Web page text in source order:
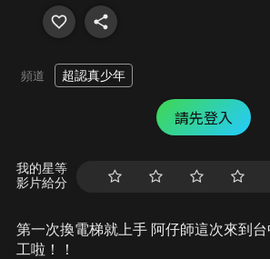
頻道 超認真少年
請先登入
我的星等
影片給分
第一次換電梯就上手 阿仔師這次來到
工啦！！